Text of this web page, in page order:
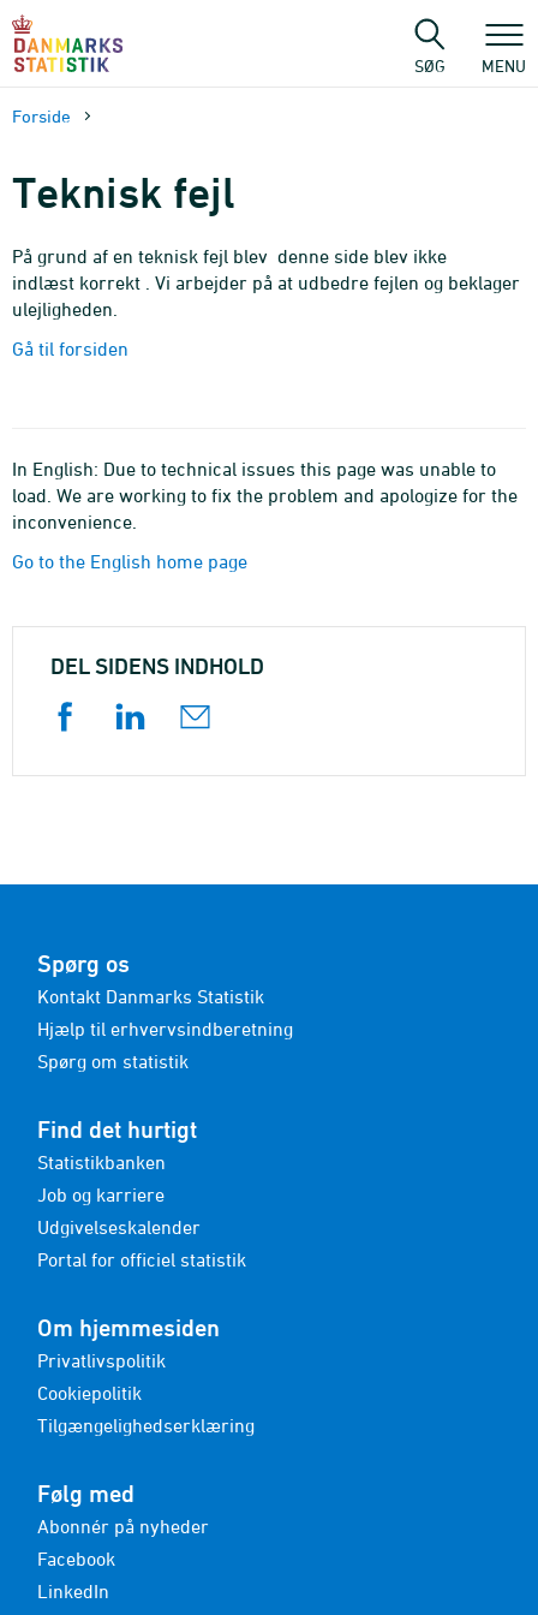
sidens
SØG MENU
Forside
Teknisk fejl
På grund af en teknisk fejl blev denne side blev ikke
indlæst korrekt . Vi arbejder på at udbedre fejlen og beklager
ulejligheden.
Gå til forsiden
In English: Due to technical issues this page was unable to
load. We are working to fix the problem and apologize for the
inconvenience.
Go to the English home page
DEL SIDENS INDHOLD
Spørg os
Kontakt Danmarks Statistik
Hjælp til erhvervsindberetning
Spørg om statistik
Find det hurtigt
Statistikbanken
Job og karriere
Udgivelseskalender
Portal for officiel statistik
Om hjemmesiden
Privatlivspolitik
Cookiepolitik
Tilgængelighedserklæring
Følg med
Abonnér på nyheder
Facebook
LinkedIn